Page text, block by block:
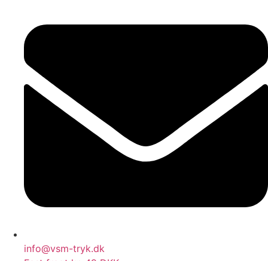
info@vsm-tryk.dk